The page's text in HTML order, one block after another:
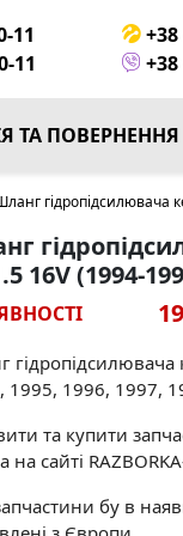
11
+38
11
+38
ТА ПОВЕРНЕННЯ
гідропідсилювача
16V (1994-
1995, 1996, 1997,
та купити
на сайті
бу в